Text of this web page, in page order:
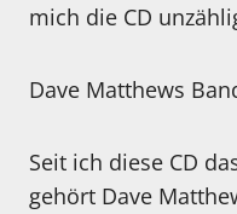
mich die CD
Dave Matthews
Seit ich diese CD
gehört Dave